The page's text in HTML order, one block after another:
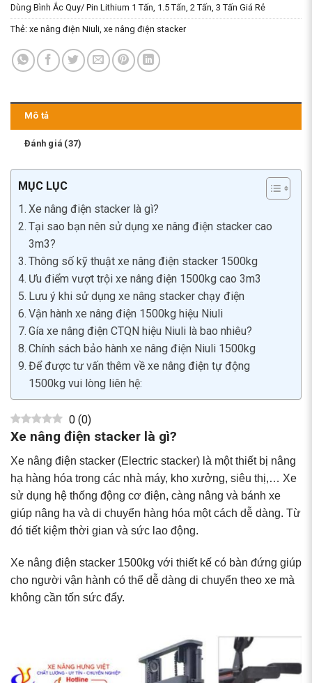
Dùng Bình Ắc Quy/ Pin Lithium 1 Tấn, 1.5 Tấn, 2 Tấn, 3 Tấn Giá Rẻ
Thẻ: xe nâng điện Niuli, xe nâng điện stacker
Mô tả
Đánh giá (37)
MỤC LỤC
Xe nâng điện stacker là gì?
Tại sao bạn nên sử dụng xe nâng điện stacker cao
3m3?
Thông số kỹ thuật xe nâng điện stacker 1500kg
Ưu điểm vượt trội xe nâng điện 1500kg cao 3m3
Lưu ý khi sử dụng xe nâng stacker chạy điện
Vận hành xe nâng điện 1500kg hiệu Niuli
Gía xe nâng điện CTQN hiệu Niuli là bao nhiêu?
Chính sách bảo hành xe nâng điện Niuli 1500kg
Để được tư vấn thêm về xe nâng điện tự động
1500kg vui lòng liên hệ:
0 (0)
Xe nâng điện stacker là gì?
Xe nâng điện stacker (Electric stacker) là một thiết bị nâng
hạ hàng hóa trong các nhà máy, kho xưởng, siêu thị,… Xe
sử dụng hệ thống động cơ điện, càng nâng và bánh xe
giúp nâng hạ và di chuyển hàng hóa một cách dễ dàng. Từ
đó tiết kiệm thời gian và sức lao động.
Xe nâng điện stacker 1500kg với thiết kế có bàn đứng giúp
cho người vận hành có thể dễ dàng di chuyển theo xe mà
không cần tốn sức đẩy.